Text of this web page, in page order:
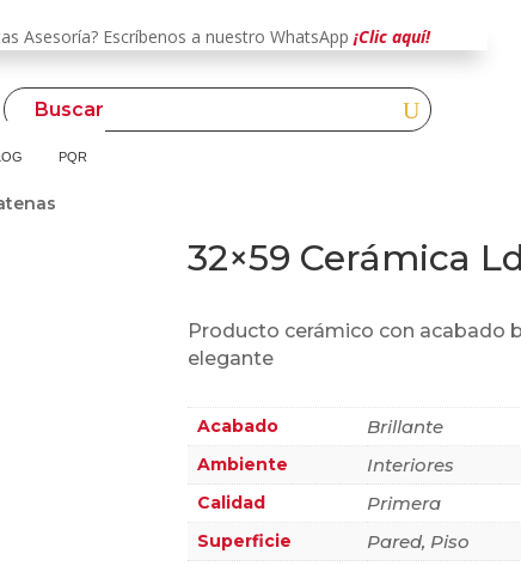
Asesoría? Escríbenos a nuestro WhatsApp¡Clic aquí!
PQR
32×59 Cerámica
Producto cerámico con acabado
elegante
Acabado Brillante
Ambiente Interiores
Calidad Primera
Superficie Pared, Piso